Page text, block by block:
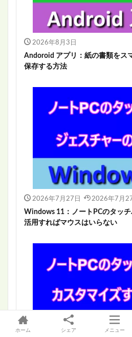
2026年8月3日
Andoroid アプリ：紙の書類をス
保存する方法
2026年7月27日 2026年7月
Windows 11：ノートPCのタッ
活用すればマウスはいらない
ホーム シェア メニュー